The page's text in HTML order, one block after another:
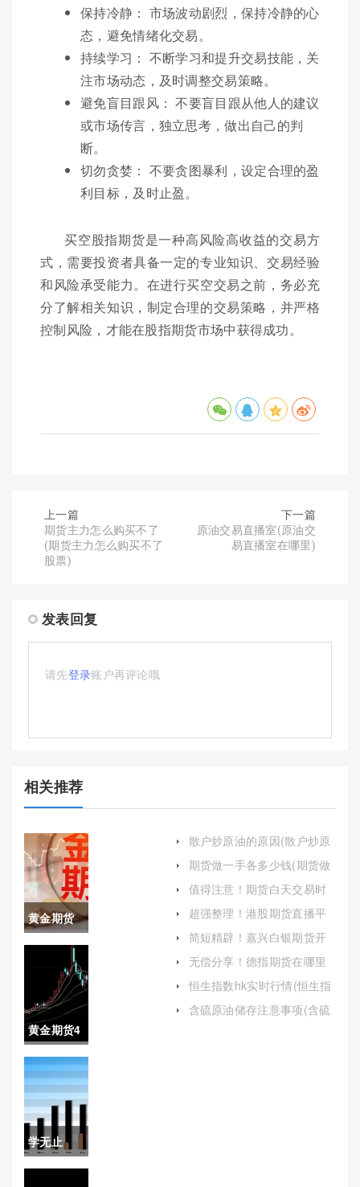
保持冷静： 市场波动剧烈，保持冷静的心
态，避免情绪化交易。
持续学习： 不断学习和提升交易技能，关
注市场动态，及时调整交易策略。
避免盲目跟风： 不要盲目跟从他人的建议
或市场传言，独立思考，做出自己的判
断。
切勿贪婪： 不要贪图暴利，设定合理的盈
利目标，及时止盈。
买空股指期货是一种高风险高收益的交易方
式，需要投资者具备一定的专业知识、交易经验
和风险承受能力。在进行买空交易之前，务必充
分了解相关知识，制定合理的交易策略，并严格
控制风险，才能在股指期货市场中获得成功。
上一篇
期货主力怎么购买不了
(期货主力怎么购买不了
股票)
下一篇
原油交易直播室(原油交
易直播室在哪里)
发表回复
请先登录账户再评论哦
相关推荐
黄金期货
设置止损
时间(黄金
期货设置
止损时间
是多久)
黄金期货4
小时交易
周期(黄金
期货4小时
交易周期
学无止
境！人民
散户炒原油的原因(散户炒原
期货做一手各多少钱(期货做
值得注意！期货白天交易时
超强整理！港股期货直播平
台排名前十名)
简短精辟！嘉兴白银期货开
开户的相关信息）
无偿分享！德指期货在哪里
与这一国际期货品种的投
资）
恒生指数hk实时行情(恒生指
含硫原油储存注意事项(含硫